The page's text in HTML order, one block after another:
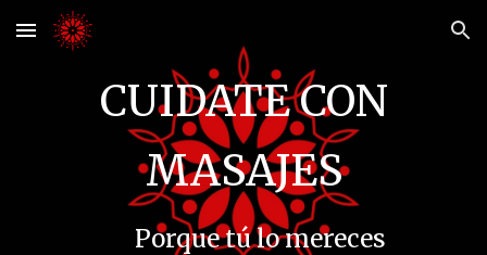
Skip to main content Skip to navigation
CUIDATE CON
MASAJES
Porque tú lo mereces